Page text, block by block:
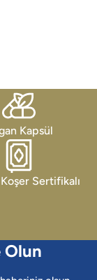
Kapsül
Sertifikalı
Olun